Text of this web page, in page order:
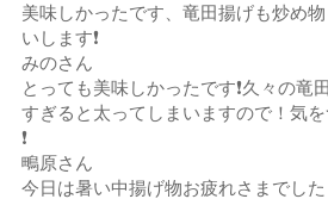
美味しかったです、竜田揚げも炒め
いします❗
みのさん
とっても美味しかったです❗久々の竜
すぎると太ってしまいますので！気
❗
鴫原さん
今日は暑い中揚げ物お疲れさまでし